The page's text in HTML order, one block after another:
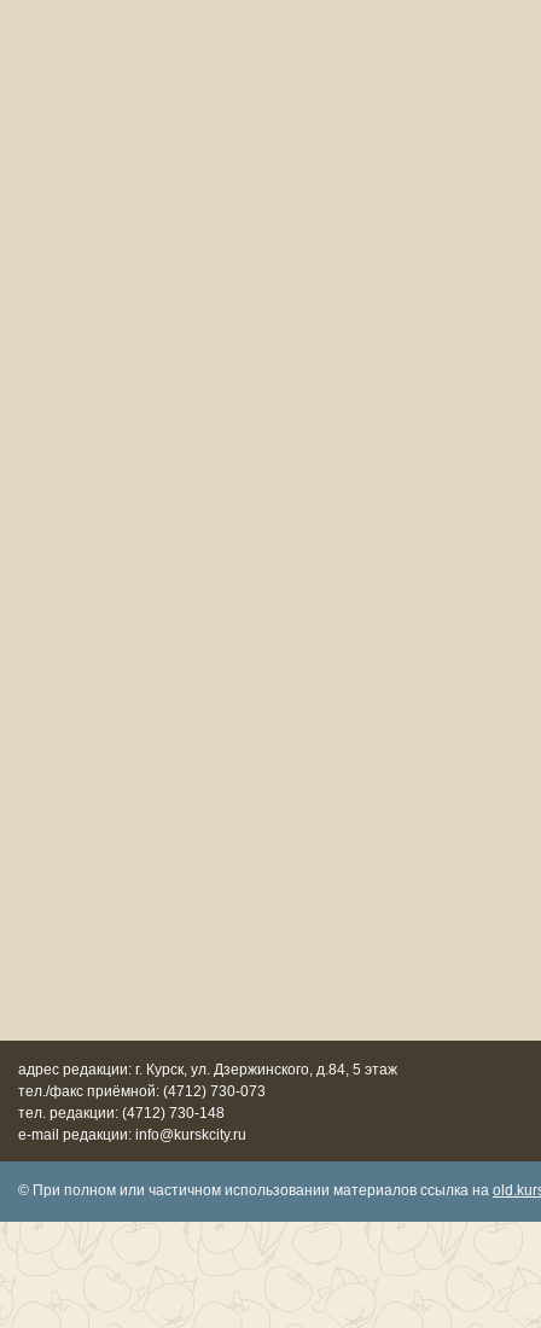
адрес редакции: г. Курск, ул. Дзержинского, д.84, 5 этаж
тел./факс приёмной: (4712) 730-073
тел. редакции: (4712) 730-148
e-mail редакции: info@kurskcity.ru
© При полном или частичном использовании материалов ссылка на